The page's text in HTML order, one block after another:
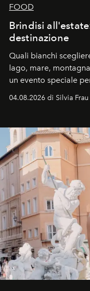
FOOD
Brindisi
destinazione
Quali bianchi
lago, mare,
un evento speciale
04.08.2026 di Silvia Frau